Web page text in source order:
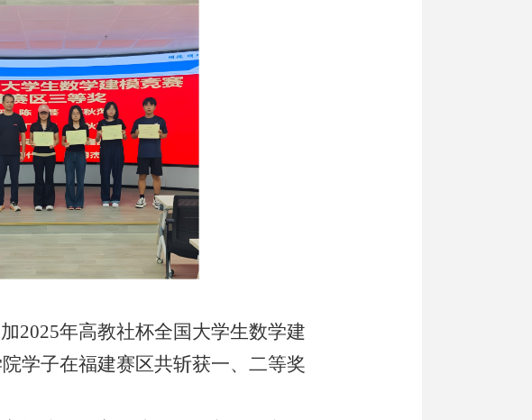
2025年高教社杯全国大学生数学建
学子在福建赛区共斩获一、二等奖